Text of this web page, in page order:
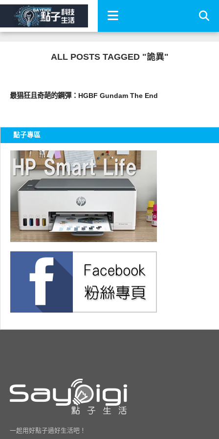
ALL POSTS TAGGED "詭異"
最猖狂且奇葩的鋼彈：HGBF Gundam The End
點子專區
一起用好點子過好生活吧！